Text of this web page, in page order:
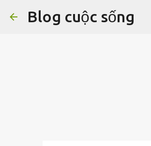
Blog cuộc sống